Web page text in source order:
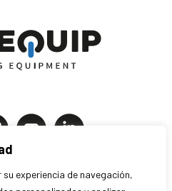
experiencia de navegación,
Equipment S.A